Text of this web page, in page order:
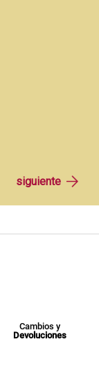
Cambios y
Devoluciones